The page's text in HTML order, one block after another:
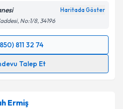
ilişkin
kişisel verilerimin belirtilen
kabul ediyorum.
Talebini Gönder
Haritada Göster
No:1/8, 34196
811 32 74
Talep Et
e-posta ile bilgilendireceğiz.
Ermiş